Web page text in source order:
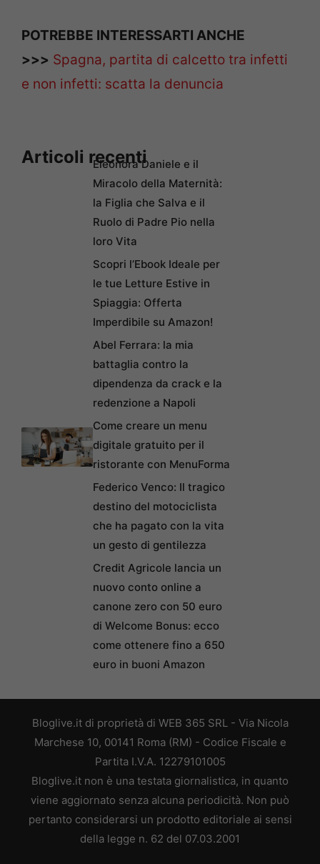
POTREBBE INTERESSARTI ANCHE
>>> Spagna, partita di calcetto tra infetti
e non infetti: scatta la denuncia
Articoli recentiEleonora Daniele e il
Miracolo della Maternità:
la Figlia che Salva e il
Ruolo di Padre Pio nella
loro Vita
Scopri l’Ebook Ideale per
le tue Letture Estive in
Spiaggia: Offerta
Imperdibile su Amazon!
Abel Ferrara: la mia
battaglia contro la
dipendenza da crack e la
redenzione a Napoli
Come creare un menu
digitale gratuito per il
ristorante con MenuForma
Federico Venco: Il tragico
destino del motociclista
che ha pagato con la vita
un gesto di gentilezza
Credit Agricole lancia un
nuovo conto online a
canone zero con 50 euro
di Welcome Bonus: ecco
come ottenere fino a 650
euro in buoni Amazon
Bloglive.it di proprietà di WEB 365 SRL - Via Nicola
Marchese 10, 00141 Roma (RM) - Codice Fiscale e
Partita I.V.A. 12279101005
Bloglive.it non è una testata giornalistica, in quanto
viene aggiornato senza alcuna periodicità. Non può
pertanto considerarsi un prodotto editoriale ai sensi
della legge n. 62 del 07.03.2001